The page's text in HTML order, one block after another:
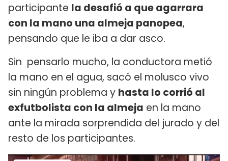
participante la desafió a que agarrara
con la mano una almeja panopea,
pensando que le iba a dar asco.
Sin pensarlo mucho, la conductora metió
la mano en el agua, sacó el molusco vivo
sin ningún problema y hasta lo corrió al
exfutbolista con la almeja en la mano
ante la mirada sorprendida del jurado y del
resto de los participantes.